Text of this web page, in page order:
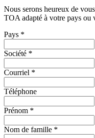
Nous serons heureux de
TOA adapté à votre pays ou
Pays *
Société *
Courriel *
Téléphone
Prénom *
Nom de famille *